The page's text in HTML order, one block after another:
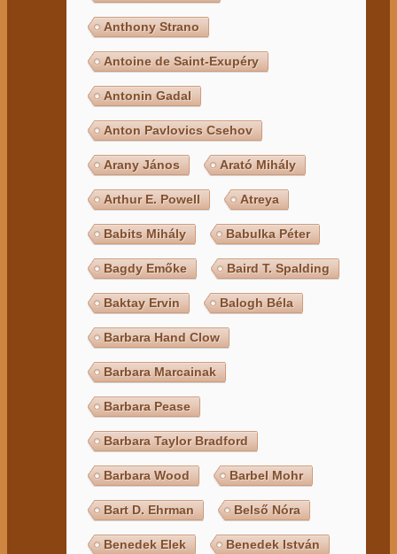
Anthony Strano
Antoine de Saint-Exupéry
Antonin Gadal
Anton Pavlovics Csehov
Arany János Arató Mihály
Arthur E. Powell Atreya
Babits Mihály Babulka Péter
Bagdy Emőke Baird T. Spalding
Baktay Ervin Balogh Béla
Barbara Hand Clow
Barbara Marcainak
Barbara Pease
Barbara Taylor Bradford
Barbara Wood Barbel Mohr
Bart D. Ehrman Belső Nóra
Benedek Elek Benedek István